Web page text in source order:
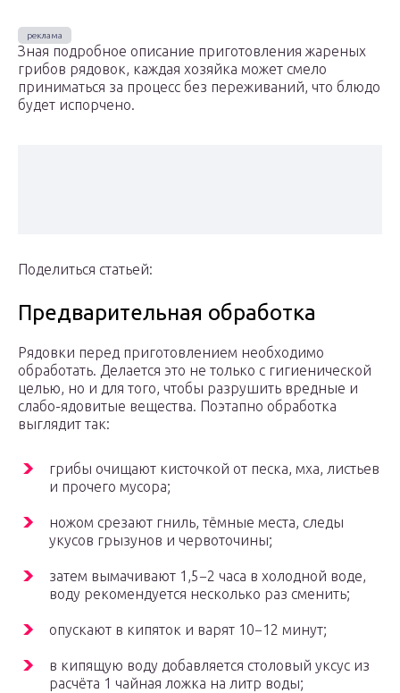
Зная подробное описание приготовления жареных
грибов рядовок, каждая хозяйка может смело
приниматься за процесс без переживаний, что блюдо
будет испорчено.
Поделиться статьей:
Предварительная обработка
Рядовки перед приготовлением необходимо
обработать. Делается это не только с гигиенической
целью, но и для того, чтобы разрушить вредные и
слабо-ядовитые вещества. Поэтапно обработка
выглядит так:
грибы очищают кисточкой от песка, мха, листьев
и прочего мусора;
ножом срезают гниль, тёмные места, следы
укусов грызунов и червоточины;
затем вымачивают 1,5−2 часа в холодной воде,
воду рекомендуется несколько раз сменить;
опускают в кипяток и варят 10−12 минут;
в кипящую воду добавляется столовый уксус из
расчёта 1 чайная ложка на литр воды;